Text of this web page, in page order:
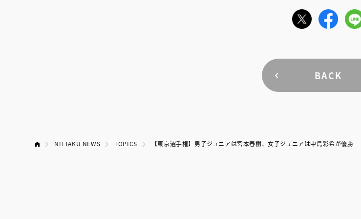
BACK
NITTAKU NEWS TOPICS 【東京選手権】男子ジュニアは宮本春樹、女子ジュニアは中島彩希が優勝